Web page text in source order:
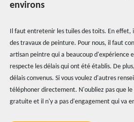
environs
Il faut entretenir les tuiles des toits. En effet,
des travaux de peinture. Pour nous, il faut
artisan peintre qui a beaucoup d'expérience
respecte les délais qui ont été établis. De
délais convenus. Si vous voulez d'autres
téléphoner directement. N'oubliez pas que
gratuite et il n'y a pas d'engagement qui va